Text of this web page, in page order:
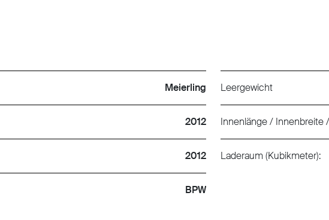
Meierling
2012
2012
BPW
Leergewicht
Innenlänge / Innenbreite
Laderaum (Kubikmeter):